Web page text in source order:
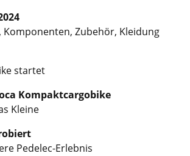
Komponenten, Zubehör, Kleidung
startet
Kompaktcargobike
Kleine
Pedelec-Erlebnis